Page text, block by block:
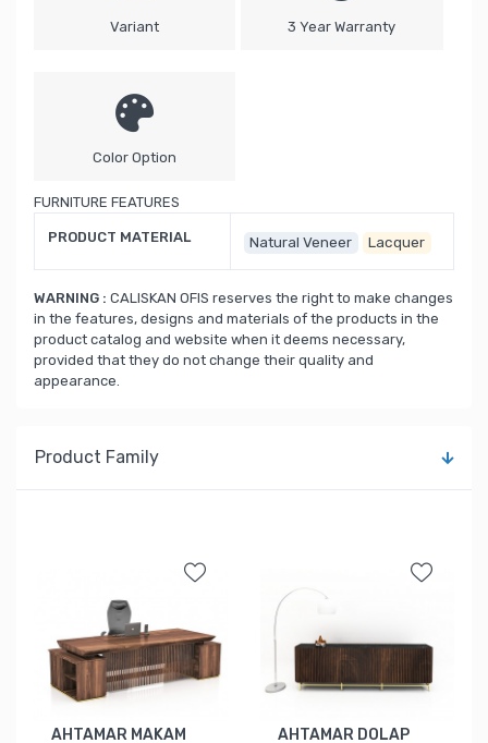
Variant 3 Year Warranty
Color Option
FURNITURE FEATURES
PRODUCT MATERIAL Natural Veneer Lacquer
WARNING : CALISKAN OFIS reserves the right to make changes
in the features, designs and materials of the products in the
product catalog and website when it deems necessary,
provided that they do not change their quality and
appearance.
Product Family
AHTAMAR MAKAM AHTAMAR DOLAP